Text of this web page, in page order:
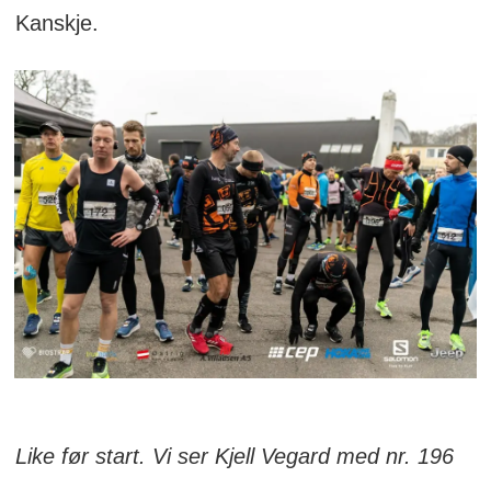
Kanskje.
Like før start. Vi ser Kjell Vegard med nr. 196